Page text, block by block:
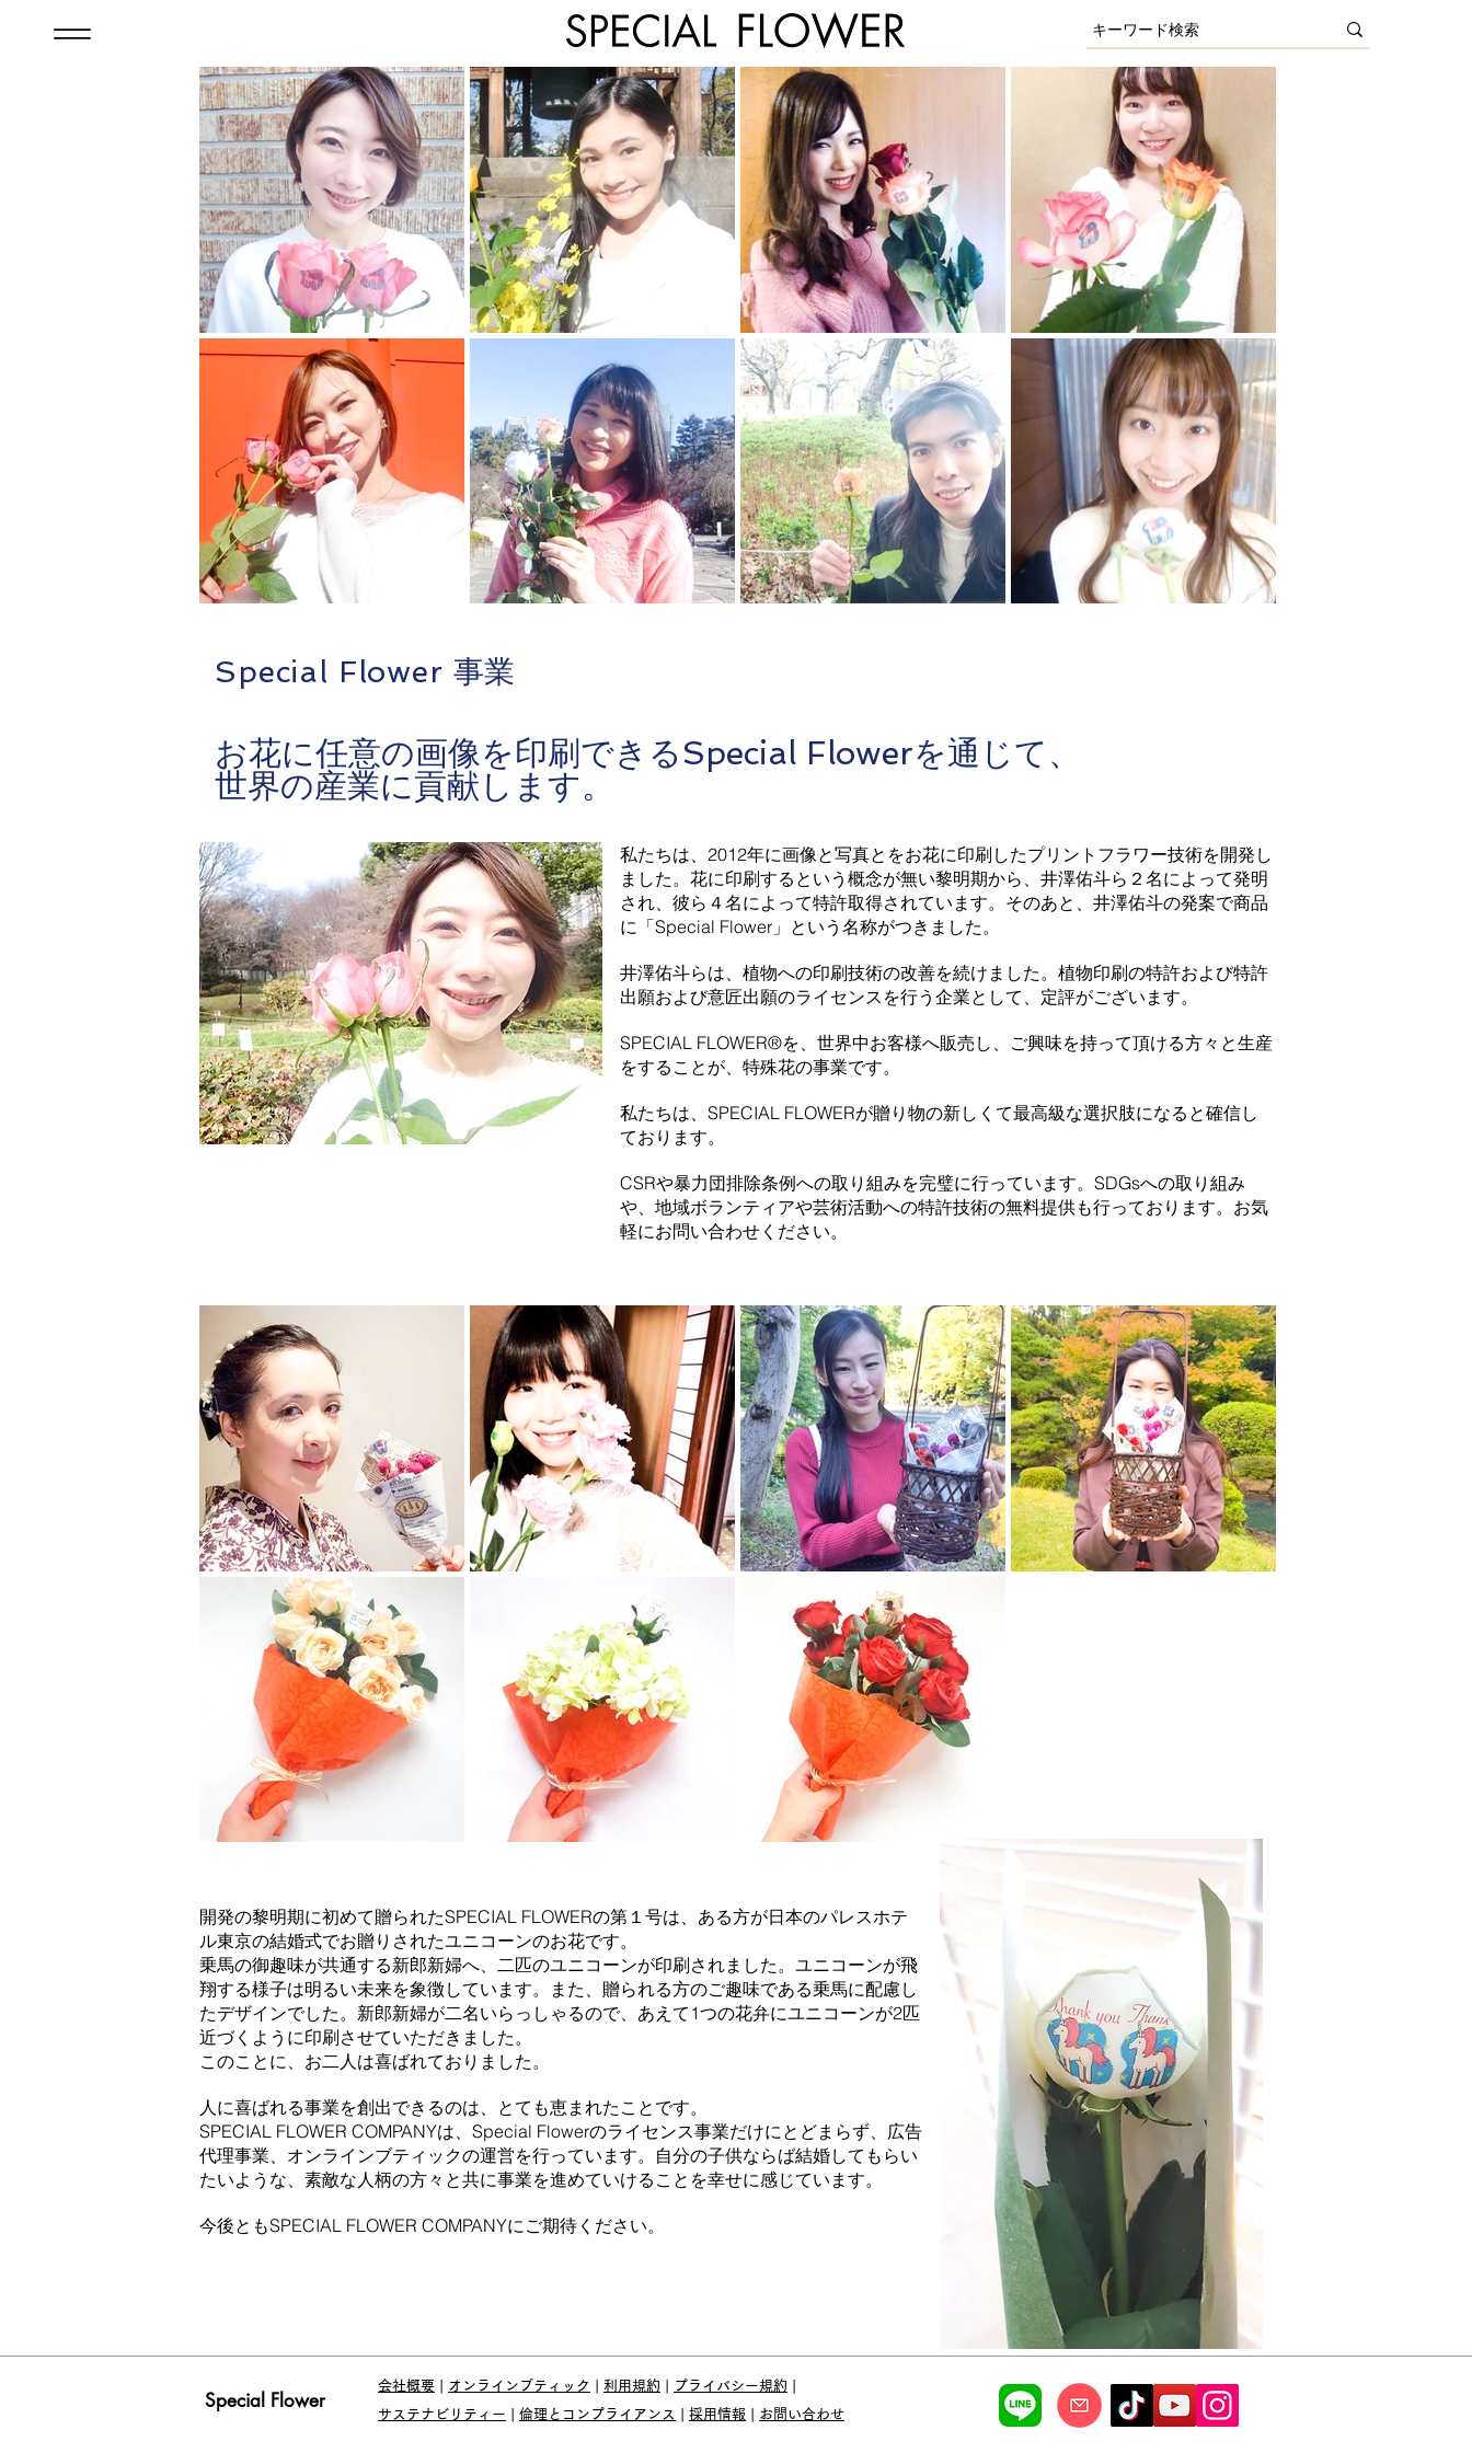
Special Flower 事業
お花に任意の画像を印刷できるSpecial Flowerを通じて、
世界の産業に貢献します。
私たちは、2012年に画像と写真とをお花に印刷したプリントフラワー技術を開発し
ました。花に印刷するという概念が無い黎明期から、井澤佑斗ら２名によって発明
され、彼ら４名によって特許取得されています。そのあと、井澤佑斗の発案で商品
に「Special Flower」という名称がつきました。
井澤佑斗らは、植物への印刷技術の改善を続けました。植物印刷の特許および特許
出願および意匠出願のライセンスを行う企業として、定評がございます。
SPECIAL FLOWER®︎を、世界中お客様へ販売し、ご興味を持って頂ける方々と生産
をすることが、特殊花の事業です。
私たちは、SPECIAL FLOWERが贈り物の新しくて最高級な選択肢になると確信し
ております。
CSRや暴力団排除条例への取り組みを完璧に行っています。SDGsへの取り組み
や、地域ボランティアや芸術活動への特許技術の無料提供も行っております。お気
軽にお問い合わせください。
特殊花の例
開発の黎明期に初めて贈られたSPECIAL FLOWERの第１号は、ある方が日本のパレスホテ
ル東京の結婚式でお贈りされたユニコーンのお花です。
乗馬の御趣味が共通する新郎新婦へ、二匹のユニコーンが印刷されました。ユニコーンが飛
翔する様子は明るい未来を象徴しています。また、贈られる方のご趣味である乗馬に配慮し
たデザインでした。 新郎新婦が二名いらっしゃるので、あえて1つの花弁にユニコーンが2匹
近づくように印刷させていただきました。
このことに、お二人は喜ばれておりました。
人に喜ばれる事業を創出できるのは、とても恵まれたことです。
SPECIAL FLOWER COMPANYは、Special Flowerのライセンス事業だけにとどまらず、広告
代理事業、オンラインブティックの運営を行っています。自分の子供ならば結婚してもらい
たいような、素敵な人柄の方々と共に事業を進めていけることを幸せに感じています。
​今後ともSPECIAL FLOWER COMPANYにご期待ください。
Special Flower
会社概要 オンラインブティック 利用規約 プライバシー規約
サステナビリティー
倫理とコンプライアンス 採用情報 お問い合わせ